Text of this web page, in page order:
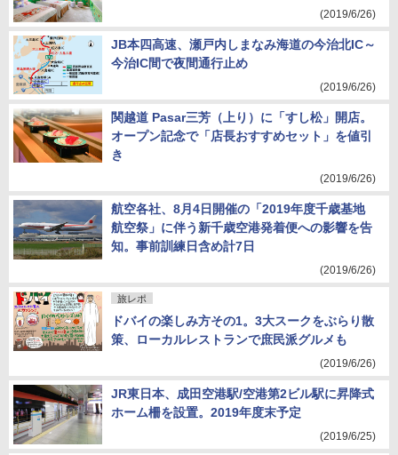
(2019/6/26)
JB本四高速、瀬戸内しまなみ海道の今治北IC～
今治IC間で夜間通行止め
(2019/6/26)
関越道 Pasar三芳（上り）に「すし松」開店。
オープン記念で「店長おすすめセット」を値引
き
(2019/6/26)
航空各社、8月4日開催の「2019年度千歳基地
航空祭」に伴う新千歳空港発着便への影響を告
知。事前訓練日含め計7日
(2019/6/26)
旅レポ
ドバイの楽しみ方その1。3大スークをぶらり散
策、ローカルレストランで庶民派グルメも
(2019/6/26)
JR東日本、成田空港駅/空港第2ビル駅に昇降式
ホーム柵を設置。2019年度末予定
(2019/6/25)